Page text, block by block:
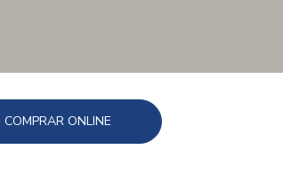
COMPRAR ONLINE